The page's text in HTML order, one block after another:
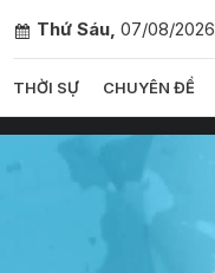
Thứ Sáu, 07/08/2026
THỜI SỰ CHUYÊN ĐỀ